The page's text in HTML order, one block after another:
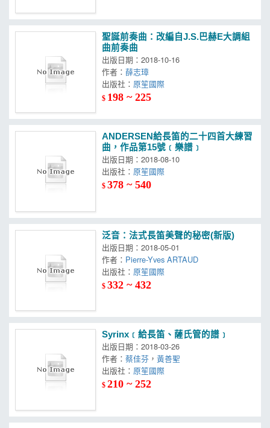
聖誕前奏曲：改編自J.S.巴赫E大調組
曲前奏曲
出版日期：2018-10-16
作者：薛志璋
出版社：
$ 198 ~ 225
ANDERSEN給長笛的二十四首大練習
曲，作品第15號﹝樂譜﹞
出版日期：2018-08-10
出版社：
$378 ~ 540
泛音：法式長笛美聲的秘密(新版)
出版日期：2018-05-01
作者： Pierre-Yves ARTAUD
出版社：
$332 ~ 432
Syrinx﹝給長笛、薩氏管的譜﹞
出版日期：2018-03-26
作者：蔡佳芬 ，黃善聖
出版社：
$210 ~ 252